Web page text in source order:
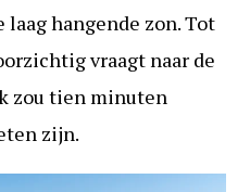
hangende zon. Tot
vraagt naar de
zou tien minuten
zijn.